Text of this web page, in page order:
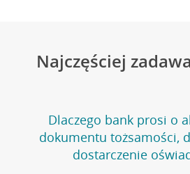
Najczęściej
Dlaczego bank prosi o
dokumentu tożsamości,
dostarczenie